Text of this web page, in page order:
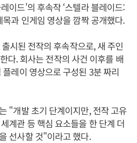
이드'의 후속작 ‘스텔라 블레이드:
목과 인게임 영상을 깜짝 공개했다.
시된 전작의 후속작으로, 새 주인
다. 회사는 전작의 사건 이후를 배
레이 영상으로 구성된 3분 짜리
"개발 초기 단계이지만, 전작 고유
계관 등 핵심 요소들을 한 단계 더
선사할 것"이라고 했다.